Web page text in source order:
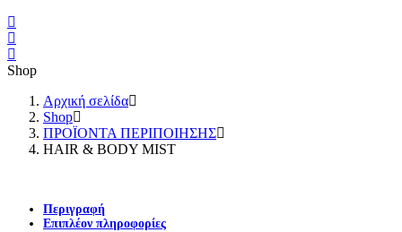
Shop
Αρχική σελίδα
Shop
ΠΡΟΪΟΝΤΑ ΠΕΡΙΠΟΙΗΣΗΣ
HAIR & BODY MIST
Περιγραφή
Επιπλέον πληροφορίες